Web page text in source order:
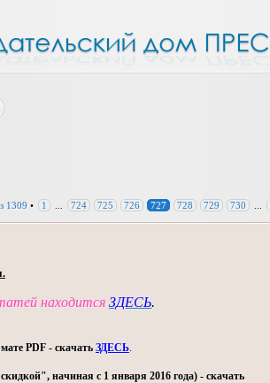
1309 • 1 724 725 726 727 728 729 730
находится ЗДЕСЬ.
PDF - скачать ЗДЕСЬ.
начиная с 1 января 2016 года) - скачать